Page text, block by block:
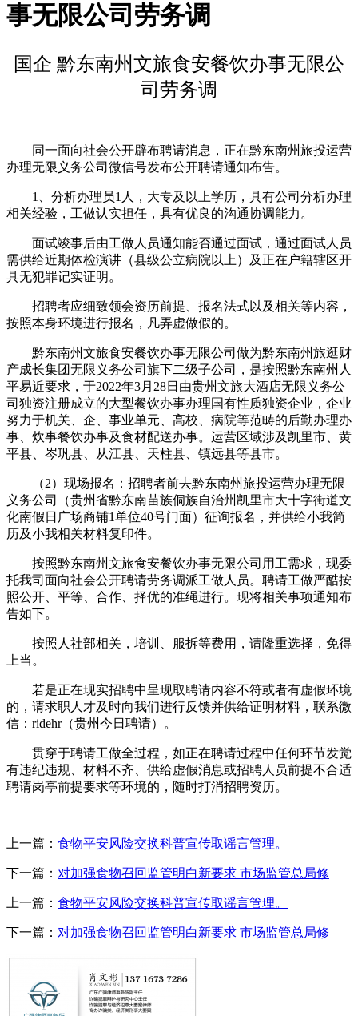
事无限公司劳务调
国企 黔东南州文旅食安餐饮办事无限公
司劳务调
同一面向社会公开辟布聘请消息，正在黔东南州旅投运营
办理无限义务公司微信号发布公开聘请通知布告。
1、分析办理员1人，大专及以上学历，具有公司分析办理
相关经验，工做认实担任，具有优良的沟通协调能力。
面试竣事后由工做人员通知能否通过面试，通过面试人员
需供给近期体检演讲（县级公立病院以上）及正在户籍辖区开
具无犯罪记实证明。
招聘者应细致领会资历前提、报名法式以及相关等内容，
按照本身环境进行报名，凡弄虚做假的。
黔东南州文旅食安餐饮办事无限公司做为黔东南州旅逛财
产成长集团无限义务公司旗下二级子公司，是按照黔东南州人
平易近要求，于2022年3月28日由贵州文旅大酒店无限义务公
司独资注册成立的大型餐饮办事办理国有性质独资企业，企业
努力于机关、企、事业单元、高校、病院等范畴的后勤办理办
事、炊事餐饮办事及食材配送办事。运营区域涉及凯里市、黄
平县、岑巩县、从江县、天柱县、镇远县等县市。
（2）现场报名：招聘者前去黔东南州旅投运营办理无限
义务公司（贵州省黔东南苗族侗族自治州凯里市大十字街道文
化南假日广场商铺1单位40号门面）征询报名，并供给小我简
历及小我相关材料复印件。
按照黔东南州文旅食安餐饮办事无限公司用工需求，现委
托我司面向社会公开聘请劳务调派工做人员。聘请工做严酷按
照公开、平等、合作、择优的准绳进行。现将相关事项通知布
告如下。
按照人社部相关，培训、服拆等费用，请隆重选择，免得
上当。
若是正在现实招聘中呈现取聘请内容不符或者有虚假环境
的，请求职人才及时向我们进行反馈并供给证明材料，联系微
信：ridehr（贵州今日聘请）。
贯穿于聘请工做全过程，如正在聘请过程中任何环节发觉
有违纪违规、材料不齐、供给虚假消息或招聘人员前提不合适
聘请岗亭前提要求等环境的，随时打消招聘资历。
上一篇： 食物平安风险交换科普宣传取谣言管理。
下一篇： 对加强食物召回监管明白新要求 市场监管总局修
上一篇： 食物平安风险交换科普宣传取谣言管理。
下一篇： 对加强食物召回监管明白新要求 市场监管总局修